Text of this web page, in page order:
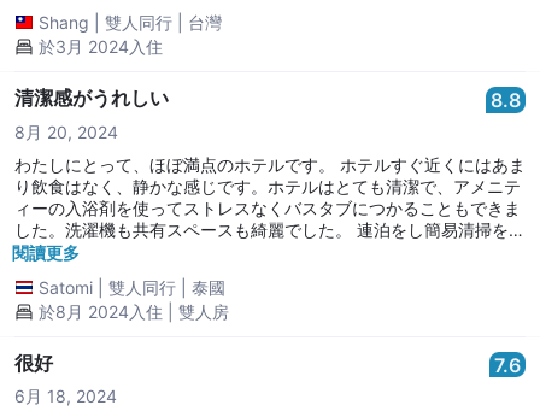
Shang
雙人同行
台灣
於3月 2024入住
清潔感がうれしい 8.8
8月 20, 2024
わたしにとって、ほぼ満点のホテルです。 ホテルすぐ近くにはあま
り飲食はなく、静かな感じです。ホテルはとても清潔で、アメニテ
ィーの入浴剤を使ってストレスなくバスタブにつかることもできま
した。洗濯機も共有スペースも綺麗でした。 連泊をし簡易清掃をし
てもらいましたが、洗面所は自分で簡単に掃除をすることになりま
した。タオル交換とベッドメイキングだけではなく、大きなゴミだ
け拾ってもらえると嬉しかったです。 ありがとうございました。
閱讀更多
Satomi
雙人同行
泰國
於8月 2024入住 | 雙人房
很好 7.6
6月 18, 2024